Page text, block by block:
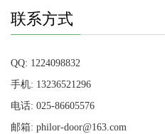
联系方式
QQ: 1224098832
手机: 13236521296
电话: 025-86605576
邮箱: philor-door@163.com